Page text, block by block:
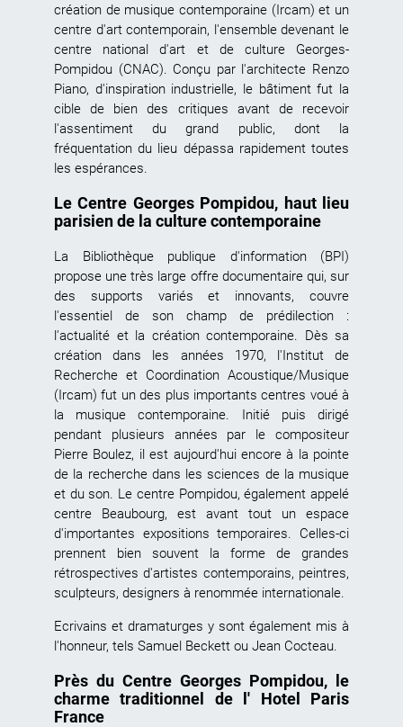
création de musique contemporaine (Ircam) et un
centre d'art contemporain, l'ensemble devenant le
centre national d'art et de culture Georges-
Pompidou (CNAC). Conçu par l'architecte Renzo
Piano, d'inspiration industrielle, le bâtiment fut la
cible de bien des critiques avant de recevoir
l'assentiment du grand public, dont la
fréquentation du lieu dépassa rapidement toutes
les espérances.
Le Centre Georges Pompidou, haut lieu
parisien de la culture contemporaine
La Bibliothèque publique d'information (BPI)
propose une très large offre documentaire qui, sur
des supports variés et innovants, couvre
l'essentiel de son champ de prédilection :
l'actualité et la création contemporaine. Dès sa
création dans les années 1970, l'Institut de
Recherche et Coordination Acoustique/Musique
(Ircam) fut un des plus importants centres voué à
la musique contemporaine. Initié puis dirigé
pendant plusieurs années par le compositeur
Pierre Boulez, il est aujourd'hui encore à la pointe
de la recherche dans les sciences de la musique
et du son. Le centre Pompidou, également appelé
centre Beaubourg, est avant tout un espace
d'importantes expositions temporaires. Celles-ci
prennent bien souvent la forme de grandes
rétrospectives d'artistes contemporains, peintres,
sculpteurs, designers à renommée internationale.
Ecrivains et dramaturges y sont également mis à
l'honneur, tels Samuel Beckett ou Jean Cocteau.
Près du Centre Georges Pompidou, le
charme traditionnel de l' Hotel Paris
France